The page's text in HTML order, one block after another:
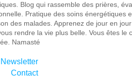
Blog qui rassemble des prières,
Pratique des soins énergétiques
des malades. Apprenez de jour en
rendre la vie plus belle. Vous êtes le
Namasté
Newsletter
Contact